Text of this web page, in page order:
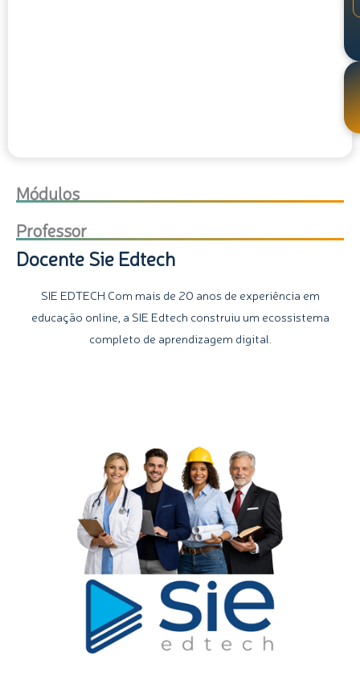
Módulos
Professor
Docente Sie Edtech
SIE EDTECH Com mais de 20 anos de experiência em
educação online, a SIE Edtech construiu um ecossistema
completo de aprendizagem digital.